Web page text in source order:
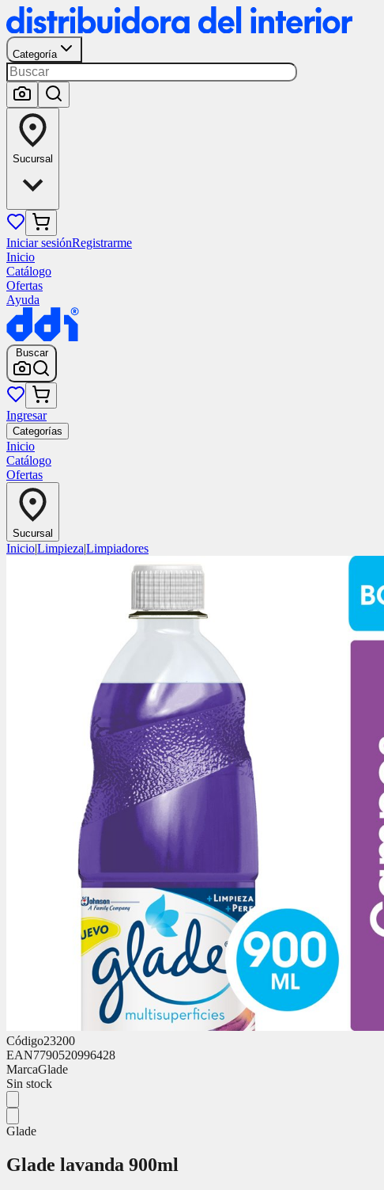
Categoría
Sucursal
Iniciar sesiónRegistrarme
Inicio
Catálogo
Ofertas
Ayuda
Buscar
Ingresar
Categorías
Inicio
Catálogo
Ofertas
Sucursal
Inicio|Limpieza|Limpiadores
Código23200
EAN7790520996428
MarcaGlade
Sin stock
Glade
Glade lavanda 900ml